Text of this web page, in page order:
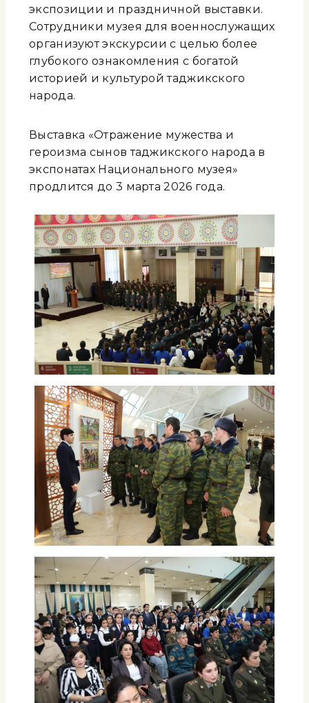
экспозиции и праздничной выставки.
Сотрудники музея для военнослужащих
организуют экскурсии с целью более
глубокого ознакомления с богатой
историей и культурой таджикского
народа.
Выставка «Отражение мужества и
героизма сынов таджикского народа в
экспонатах Национального музея»
продлится до 3 марта 2026 года.